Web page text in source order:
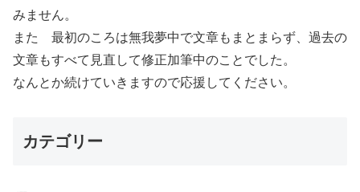
みません。
また 最初のころは無我夢中で文章もまとまらず、過去の
文章もすべて見直して修正加筆中のことでした。
なんとか続けていきますので応援してください。
カテゴリー